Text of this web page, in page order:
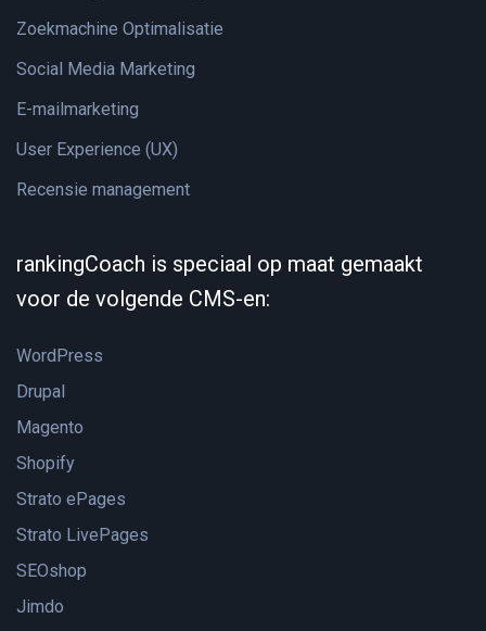
Zoekmachine Optimalisatie
Social Media Marketing
E-mailmarketing
User Experience (UX)
Recensie management
rankingCoach is speciaal op maat gemaakt
voor de volgende CMS-en:
WordPress
Drupal
Magento
Shopify
Strato ePages
Strato LivePages
SEOshop
Jimdo